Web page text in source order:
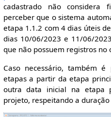
cadastrado não considera
perceber que o sistema
etapa 1.1.2 com 4 dias úteis
dias 10/06/2023 e 11/06/
que não possuem registros no
Caso necessário, também
etapas a partir da etapa
outra data inicial na etapa
projeto, respeitando a